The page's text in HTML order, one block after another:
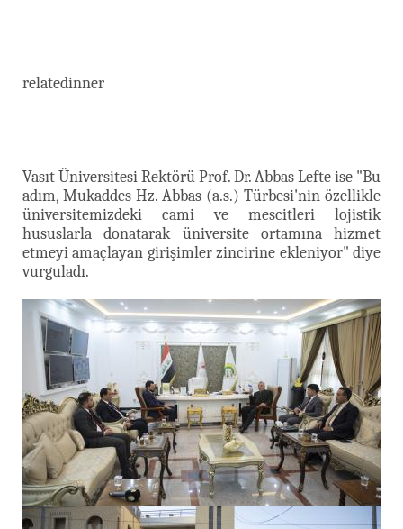
relatedinner
Vasıt Üniversitesi Rektörü Prof. Dr. Abbas Lefte ise "Bu
adım, Mukaddes Hz. Abbas (a.s.) Türbesi'nin özellikle
üniversitemizdeki cami ve mescitleri lojistik
hususlarla donatarak üniversite ortamına hizmet
etmeyi amaçlayan girişimler zincirine ekleniyor" diye
vurguladı.​​​​​​​​​​​​​​​​